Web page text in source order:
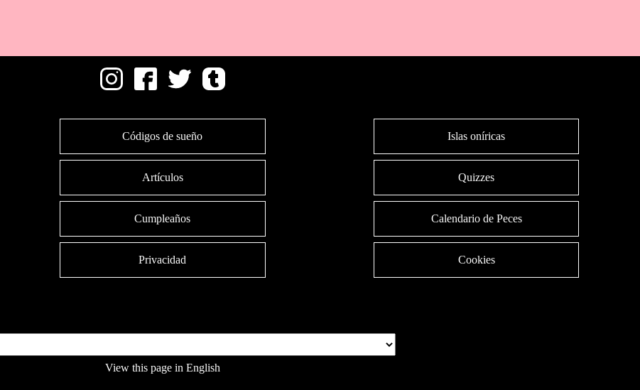
Códigos de sueño Islas oníricas
Artículos Quizzes
Cumpleaños Calendario de Peces
Privacidad Cookies
View this page in English